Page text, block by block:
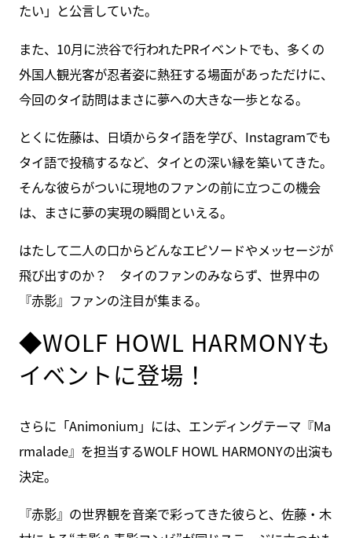
たい」と公言していた。
また、10月に渋谷で行われたPRイベントでも、多くの
外国人観光客が忍者姿に熱狂する場面があっただけに、
今回のタイ訪問はまさに夢への大きな一歩となる。
とくに佐藤は、日頃からタイ語を学び、Instagramでも
タイ語で投稿するなど、タイとの深い縁を築いてきた。
そんな彼らがついに現地のファンの前に立つこの機会
は、まさに夢の実現の瞬間といえる。
はたして二人の口からどんなエピソードやメッセージが
飛び出すのか？ タイのファンのみならず、世界中の
『赤影』ファンの注目が集まる。
◆WOLF HOWL HARMONYも
イベントに登場！
さらに「Animonium」には、エンディングテーマ『Ma
rmalade』を担当するWOLF HOWL HARMONYの出演も
決定。
『赤影』の世界観を音楽で彩ってきた彼らと、佐藤・木